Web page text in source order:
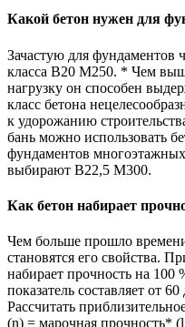
Какой бетон нужен для
Зачастую для фундаментов
класса В20 М250. * Чем
нагрузку он способен
класс бетона
к удорожанию
бань можно использовать
фундаментов
выбирают В22,5 М300.
Как бетон набирает
Чем больше прошло
становятся его свойства.
набирает прочность на 100
показатель составляет от
Рассчитать
(n) = марочная прочность*